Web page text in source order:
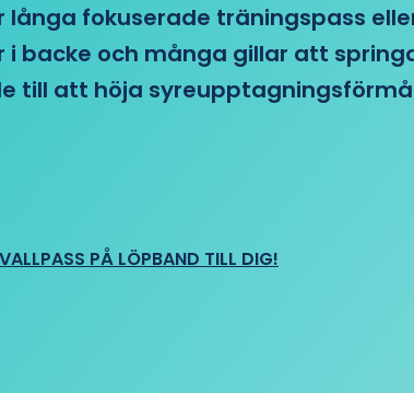
långa fokuserade träningspass
i backe och många gillar att
till att höja
PÅ LÖPBAND TILL DIG!